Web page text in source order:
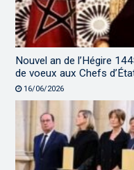
Nouvel an de l’Hégire
de voeux aux Chefs
16/06/2026